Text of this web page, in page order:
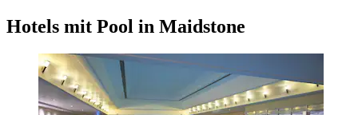
Hotels mit Pool in Maidstone